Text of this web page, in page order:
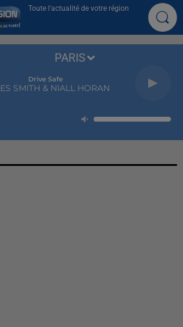
Toute l'actualité de votre région
Drive Safe
SMITH & NIALL HORAN
PARIS